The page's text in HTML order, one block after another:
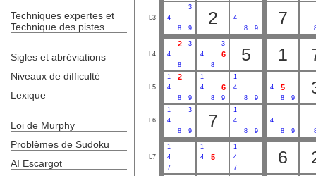
L3
3
4
8
9
2
4
8
9
7
L4
2
3
4
8
3
4
6
8
5 1
L5
1 2
4
8
9
1
4
6
8 9
1
4
8
9
4 5
8 9
L6
1
3
4
8
9
7
1
4
8
9
4
8
9
L7
1
4
7
1
4
5
1
4
7
6
Techniques expertes et
Technique des pistes
Sigles et abréviations
Niveaux de difficulté
Lexique
Loi de Murphy
Problèmes de Sudoku
AI Escargot